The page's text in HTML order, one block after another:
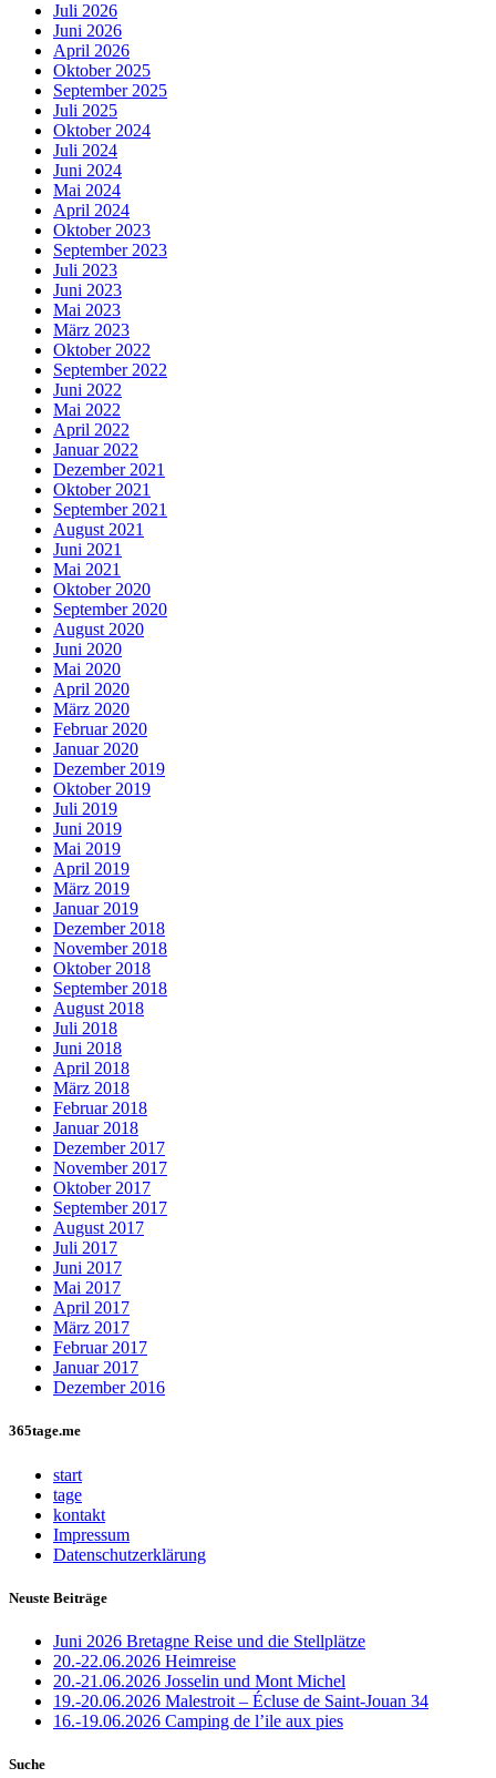
Juli 2026
Juni 2026
April 2026
Oktober 2025
September 2025
Juli 2025
Oktober 2024
Juli 2024
Juni 2024
Mai 2024
April 2024
Oktober 2023
September 2023
Juli 2023
Juni 2023
Mai 2023
März 2023
Oktober 2022
September 2022
Juni 2022
Mai 2022
April 2022
Januar 2022
Dezember 2021
Oktober 2021
September 2021
August 2021
Juni 2021
Mai 2021
Oktober 2020
September 2020
August 2020
Juni 2020
Mai 2020
April 2020
März 2020
Februar 2020
Januar 2020
Dezember 2019
Oktober 2019
Juli 2019
Juni 2019
Mai 2019
April 2019
März 2019
Januar 2019
Dezember 2018
November 2018
Oktober 2018
September 2018
August 2018
Juli 2018
Juni 2018
April 2018
März 2018
Februar 2018
Januar 2018
Dezember 2017
November 2017
Oktober 2017
September 2017
August 2017
Juli 2017
Juni 2017
Mai 2017
April 2017
März 2017
Februar 2017
Januar 2017
Dezember 2016
365tage.me
start
tage
kontakt
Impressum
Datenschutzerklärung
Neuste Beiträge
Juni 2026 Bretagne Reise und die Stellplätze
20.-22.06.2026 Heimreise
20.-21.06.2026 Josselin und Mont Michel
19.-20.06.2026 Malestroit – Écluse de Saint-Jouan 34
16.-19.06.2026 Camping de l’ile aux pies
Suche